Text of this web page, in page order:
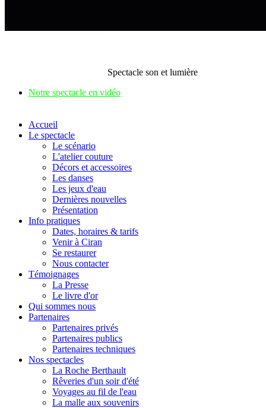
Spectacle son et lumière
Notre spectacle en vidéo
Accueil
Le spectacle
Le scénario
L'atelier couture
Décors et accessoires
Les danses
Les jeux d'eau
Dernières nouvelles
Présentation
Info pratiques
Dates, horaires & tarifs
Venir à Ciran
Se restaurer
Nous contacter
Témoignages
La Presse
Le livre d'or
Qui sommes nous
Partenaires
Partenaires privés
Partenaires publics
Partenaires techniques
Nos spectacles
La Roche Berthault
Rêveries d'un soir d'été
Voyages au fil de l'eau
La malle aux souvenirs